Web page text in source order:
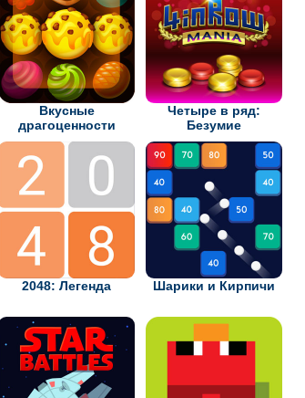
Вкусные
драгоценности
Четыре в ряд:
Безумие
2048: Легенда Шарики и Кирпичи